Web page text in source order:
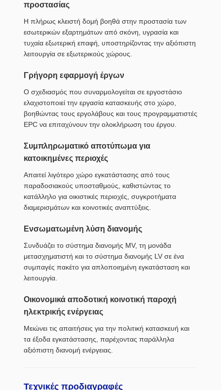
προστασίας
Η πλήρως κλειστή δομή βοηθά στην προστασία των
εσωτερικών εξαρτημάτων από σκόνη, υγρασία και
τυχαία εξωτερική επαφή, υποστηρίζοντας την αξιόπιστη
λειτουργία σε εξωτερικούς χώρους.
Γρήγορη εφαρμογή έργων
Ο σχεδιασμός που συναρμολογείται σε εργοστάσιο
ελαχιστοποιεί την εργασία κατασκευής στο χώρο,
βοηθώντας τους εργολάβους και τους προγραμματιστές
EPC να επιταχύνουν την ολοκλήρωση του έργου.
Συμπληρωματικό αποτύπωμα για
κατοικημένες περιοχές
Απαιτεί λιγότερο χώρο εγκατάστασης από τους
παραδοσιακούς υποσταθμούς, καθιστώντας το
κατάλληλο για οικιστικές περιοχές, συγκροτήματα
διαμερισμάτων και κοινοτικές αναπτύξεις.
Ενσωματωμένη λύση διανομής
Συνδυάζει το σύστημα διανομής MV, τη μονάδα
μετασχηματιστή και το σύστημα διανομής LV σε ένα
συμπαγές πακέτο για απλοποιημένη εγκατάσταση και
λειτουργία.
Οικονομικά αποδοτική κοινοτική παροχή
ηλεκτρικής ενέργειας
Μειώνει τις απαιτήσεις για την πολιτική κατασκευή και
τα έξοδα εγκατάστασης, παρέχοντας παράλληλα
αξιόπιστη διανομή ενέργειας.
Τεχνικές προδιαγραφές